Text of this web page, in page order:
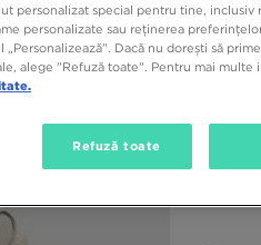
personalizat special pentru tine, inclusiv
personalizate sau reținerea
Dacă nu dorești să
alege "Refuză toate". Pentru mai multe
Refuză toate